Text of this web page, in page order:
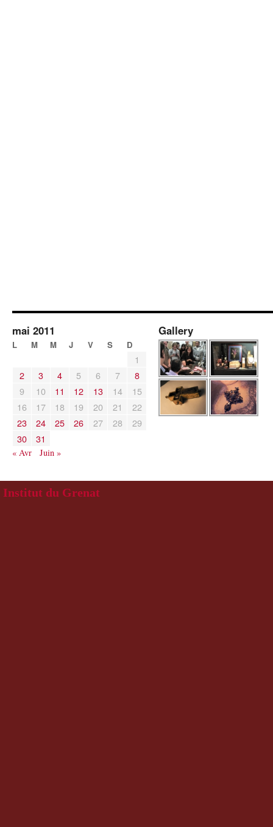
mai 2011
L M M J V S D
1
2
3 4 5 6 7
8
9
10 11 12 13 14
15
16
17 18 19 20 21
22
23
24 25 26 27 28
29
30
31
« Avr Juin »
Gallery
Institut du Grenat